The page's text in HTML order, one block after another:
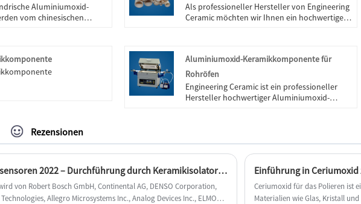
Aluminiumoxid-
vom chinesischen
Preis sind.
Als professioneller Hersteller von Engineering
Ceramic möchten wir Ihnen ein hochwertiges
pünktliche Lieferung.
Aluminiumoxid-Keramikkomponente für
Rohröfen
Engineering Ceramic ist ein professioneller
Hersteller hochwertiger Aluminiumoxid-
unserem Werk kaufen. Wir bieten Ihnen den
besten Kundendienst und eine pünktliche
Rezensionen
Marktbericht für Automobilsensoren 2022 – Durchführung durch Keramikisolatoren
von Robert Bosch GmbH, Continental AG, DENSO Corporation,
Allegro Microsystems Inc., Analog Devices Inc., ELMOS
Einführung in
Ceriumoxid für das Polieren ist
Materialien wie Glas, Kristall